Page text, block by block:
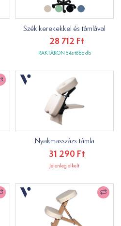
Szék kerekekkel és támlával
28 712 Ft
RAKTÁRON 5 és több db
Nyakmasszázs támla
31 290 Ft
Jelenleg elkelt